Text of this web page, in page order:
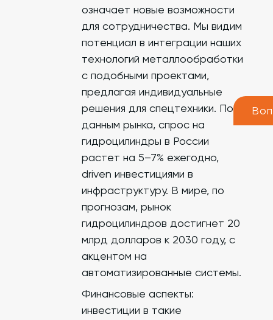
означает новые возможности
для сотрудничества. Мы видим
потенциал в интеграции наших
технологий металлообработки
с подобными проектами,
предлагая индивидуальные
решения для спецтехники. По
данным рынка, спрос на
гидроцилиндры в России
растет на 5–7% ежегодно,
driven инвестициями в
инфраструктуру. В мире, по
прогнозам, рынок
гидроцилиндров достигнет 20
млрд долларов к 2030 году, с
акцентом на
автоматизированные системы.
Финансовые аспекты:
инвестиции в такие